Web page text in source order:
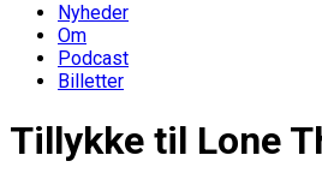
Nyheder
Om
Podcast
Billetter
Tillykke til Lone